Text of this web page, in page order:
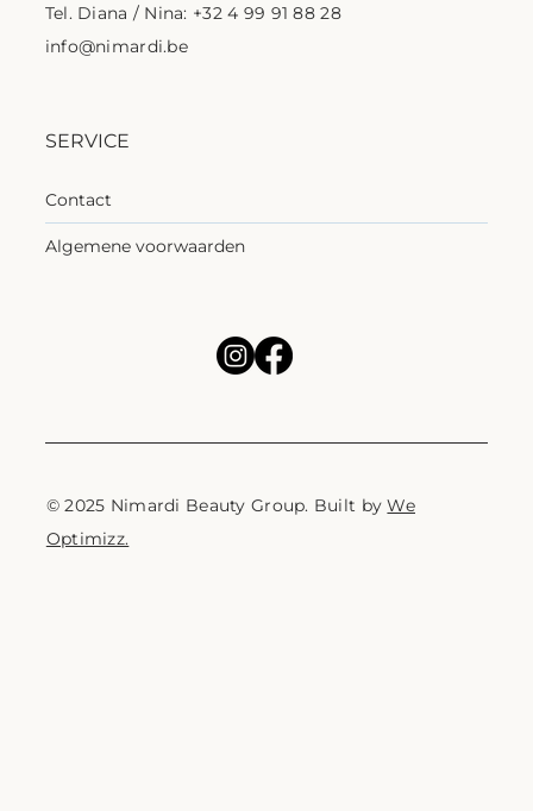
© 2025 Nimardi Beauty Group. Built byWe
Optimizz.
SERVICE
Contact
Algemene voorwaarden
Tel. Diana / Nina: +32 4 99 91 88 28
info@nimardi.be